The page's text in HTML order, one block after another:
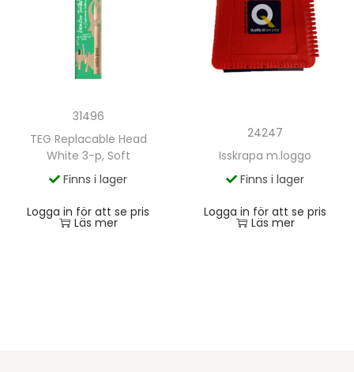
31496
TEG Replacable Head
White 3-p, Soft
Finns i lager
Logga in för att se pris
Läs mer
24247
Isskrapa m.loggo
Finns i lager
Logga in för att se pris
Läs mer